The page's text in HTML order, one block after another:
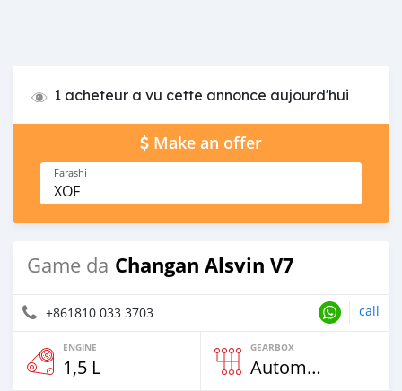
1 acheteur a vu cette annonce aujourd'hui
Make an offer
Farashi
XOF
Game da Changan Alsvin V7
+861810 033 3703 call
ENGINE
1,5 L
GEARBOX
Automatic